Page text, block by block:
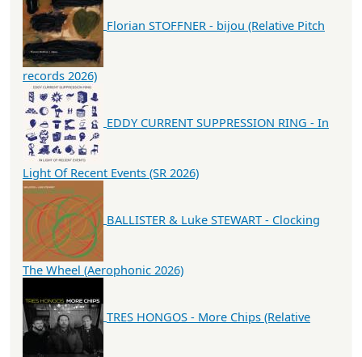
Florian STOFFNER - bijou (Relative Pitch
records 2026)
EDDY CURRENT SUPPRESSION RING - In
Light Of Recent Events (SR 2026)
BALLISTER & Luke STEWART - Clocking
The Wheel (Aerophonic 2026)
TRES HONGOS - More Chips (Relative